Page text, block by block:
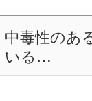
中毒性のあ
いる…